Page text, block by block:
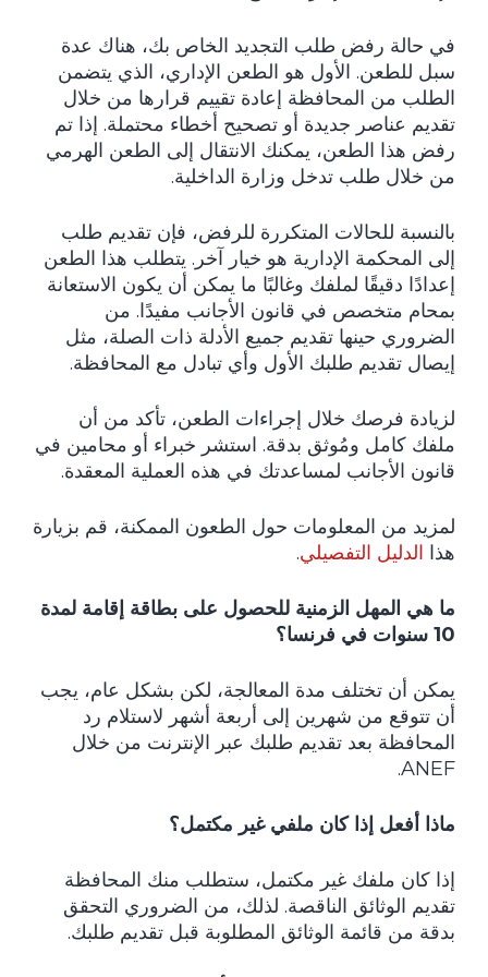
في حالة رفض طلب التجديد الخاص بك، هناك عدة
سبل للطعن. الأول هو الطعن الإداري، الذي يتضمن
الطلب من المحافظة إعادة تقييم قرارها من خلال
تقديم عناصر جديدة أو تصحيح أخطاء محتملة. إذا تم
رفض هذا الطعن، يمكنك الانتقال إلى الطعن الهرمي
من خلال طلب تدخل وزارة الداخلية.
بالنسبة للحالات المتكررة للرفض، فإن تقديم طلب
إلى المحكمة الإدارية هو خيار آخر. يتطلب هذا الطعن
إعدادًا دقيقًا لملفك وغالبًا ما يمكن أن يكون الاستعانة
بمحام متخصص في قانون الأجانب مفيدًا. من
الضروري حينها تقديم جميع الأدلة ذات الصلة، مثل
إيصال تقديم طلبك الأول وأي تبادل مع المحافظة.
لزيادة فرصك خلال إجراءات الطعن، تأكد من أن
ملفك كامل ومُوثق بدقة. استشر خبراء أو محامين في
قانون الأجانب لمساعدتك في هذه العملية المعقدة.
لمزيد من المعلومات حول الطعون الممكنة، قم بزيارة
هذا الدليل التفصيلي.
ما هي المهل الزمنية للحصول على بطاقة إقامة لمدة
10 سنوات في فرنسا؟
يمكن أن تختلف مدة المعالجة، لكن بشكل عام، يجب
أن تتوقع من شهرين إلى أربعة أشهر لاستلام رد
المحافظة بعد تقديم طلبك عبر الإنترنت من خلال
ANEF.
ماذا أفعل إذا كان ملفي غير مكتمل؟
إذا كان ملفك غير مكتمل، ستطلب منك المحافظة
تقديم الوثائق الناقصة. لذلك، من الضروري التحقق
بدقة من قائمة الوثائق المطلوبة قبل تقديم طلبك.